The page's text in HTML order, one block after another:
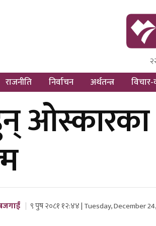
Himal
Dot
राजनीति निर्वाचन अर्थतन्त्र विचार-
९ पुष २०८१ १२:४४ | Tuesday, December